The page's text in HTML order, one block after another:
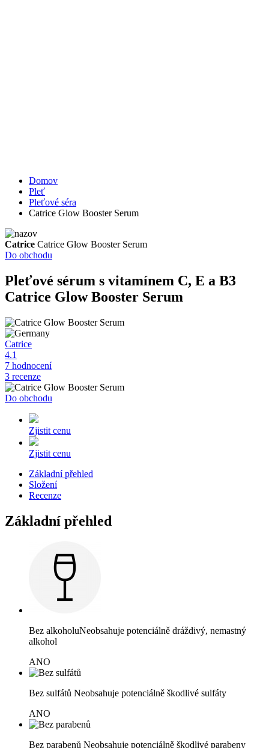
Domov
Pleť
Pleťové séra
Catrice Glow Booster Serum
Catrice Catrice Glow Booster Serum
Do obchodu
Pleťové sérum s vitamínem C, E a B3
Catrice Glow Booster Serum
Catrice
4.1
7 hodnocení
3 recenze
Do obchodu
Zjistit cenu
Zjistit cenu
Základní přehled
Složení
Recenze
Základní přehled
Bez alkoholuNeobsahuje potenciálně dráždivý, nemastný
alkohol
ANO
Bez sulfátů Neobsahuje potenciálně škodlivé sulfáty
ANO
Bez parabenů Neobsahuje potenciálně škodlivé parabeny